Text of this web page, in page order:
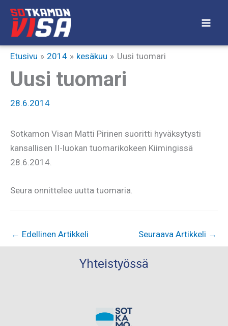
Siirry
sisältöön
Etusivu 2014 kesäkuu Uusi tuomari
Uusi tuomari
28.6.2014
Sotkamon Visan Matti Pirinen suoritti hyväksytysti
kansallisen II-luokan tuomarikokeen Kiimingissä
28.6.2014.
Seura onnittelee uutta tuomaria.
← Edellinen Artikkeli Seuraava Artikkeli →
Yhteistyössä